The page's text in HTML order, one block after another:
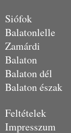
Siófok
Balatonlelle
Zamárdi
Balaton
Balaton dél
Balaton észak
Feltételek
Impresszum